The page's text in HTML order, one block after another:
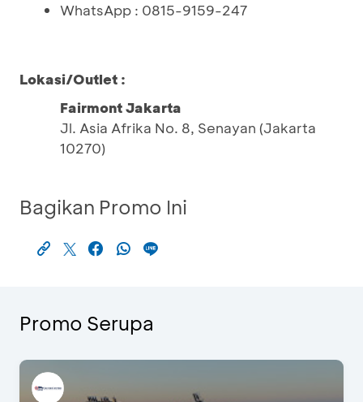
WhatsApp : 0815-9159-247
Lokasi/Outlet :
Fairmont Jakarta
Jl. Asia Afrika No. 8, Senayan (Jakarta
10270)
Bagikan Promo Ini
Promo Serupa